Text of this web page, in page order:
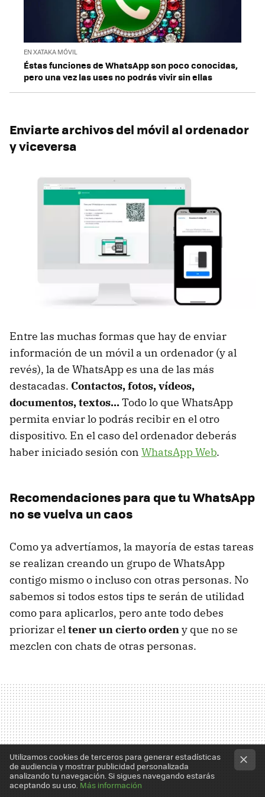
EN XATAKA MÓVIL
Éstas funciones de WhatsApp son poco conocidas,
pero una vez las uses no podrás vivir sin ellas
Enviarte archivos del móvil al ordenador
y viceversa
Entre las muchas formas que hay de enviar
información de un móvil a un ordenador (y al
revés), la de WhatsApp es una de las más
destacadas. Contactos, fotos, vídeos,
documentos, textos...Todo lo que WhatsApp
permita enviar lo podrás recibir en el otro
dispositivo. En el caso del ordenador deberás
haber iniciado sesión con WhatsApp Web.
Recomendaciones para que tu WhatsApp
no se vuelva un caos
Como ya advertíamos, la mayoría de estas tareas
se realizan creando un grupo de WhatsApp
contigo mismo o incluso con otras personas. No
sabemos si todos estos tips te serán de utilidad
como para aplicarlos, pero ante todo debes
priorizar el tener un cierto orden y que no se
mezclen con chats de otras personas.
Utilizamos cookies de terceros para generar estadísticas
de audiencia y mostrar publicidad personalizada
analizando tu navegación. Si sigues navegando estarás
aceptando su uso. Más información